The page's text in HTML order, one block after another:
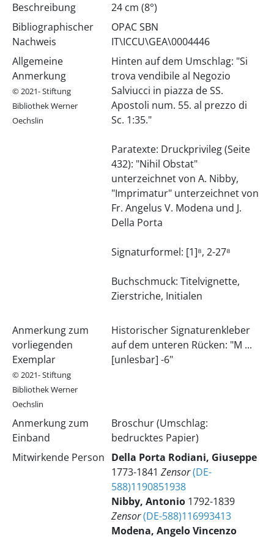
Beschreibung
24 cm (8°)
Bibliographischer
Nachweis
OPAC SBN
IT\ICCU\GEA\0004446
Allgemeine
Anmerkung
© 2021- Stiftung
Bibliothek Werner
Oechslin
Hinten auf dem Umschlag: "Si
trova vendibile al Negozio
Salviucci in piazza de SS.
Apostoli num. 55. al prezzo di
Sc. 1:35."
Paratexte: Druckprivileg (Seite
432): "Nihil Obstat"
unterzeichnet von A. Nibby,
"Imprimatur" unterzeichnet von
Fr. Angelus V. Modena und J.
Della Porta
Signaturformel: [1]⁸, 2-27⁸
Buchschmuck: Titelvignette,
Zierstriche, Initialen
Anmerkung zum
vorliegenden
Exemplar
© 2021- Stiftung
Bibliothek Werner
Oechslin
Historischer Signaturenkleber
auf dem unteren Rücken: "M ...
[unlesbar] -6"
Anmerkung zum
Einband
Broschur (Umschlag:
bedrucktes Papier)
Mitwirkende Person Della Porta Rodiani, Giuseppe
1773-1841 Zensor(DE-
588)1190851938
Nibby, Antonio 1792-1839
Zensor(DE-588)116993413
Modena, Angelo Vincenzo